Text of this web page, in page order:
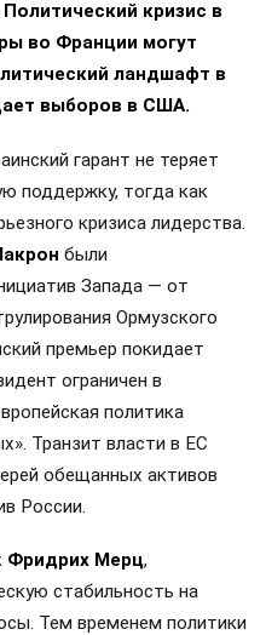
кризис в
во Франции могут
ландшафт в
выборов в США.
гарант не теряет
поддержку, тогда как
кризиса лидерства.
были
Запада — от
Ормузского
премьер покидает
ограничен в
политика
Транзит власти в ЕС
обещанных активов
России.
Фридрих Мерц,
стабильность на
Тем временем политики